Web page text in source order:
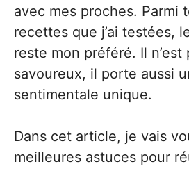
avec mes proches. Parmi
recettes que j’ai testées,
reste mon préféré. Il n’est
savoureux, il porte aussi
sentimentale unique.
Dans cet article, je vais
meilleures astuces pour